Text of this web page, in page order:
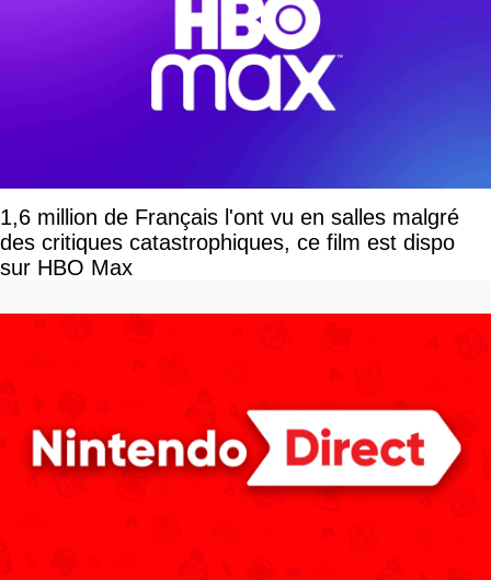
1,6 million de Français l'ont vu en salles malgré
des critiques catastrophiques, ce film est dispo
sur HBO Max